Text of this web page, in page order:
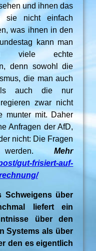
und ihnen das
sie nicht einfach
was ihnen in den
kann man
viele echte
denn sowohl die
die man auch
auch die nur
zwar nicht
munter mit. Daher
Anfragen der AfD,
nicht: Die Fragen
werden.Mehr
gut-frisiert-auf-
Schweigens über
liefert ein
über den
Systems als über
den es eigentlich